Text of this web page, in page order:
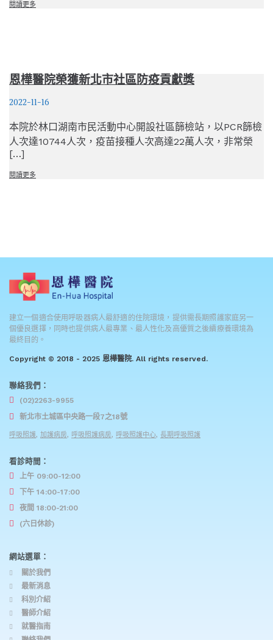
閱讀更多
恩樺醫院榮獲新北市社區防疫貢獻獎
2022-11-16
本院於林口湖南市民活動中心開設社區篩檢站，以PCR篩檢
人次達10744人次，疫苗接種人次高達22萬人次，非常榮
[…]
閱讀更多
建立一個適合使用呼吸器病人最舒適的住院環境，提供需長期照護家庭另一
個優良選擇，同時也提供病人最專業、最人性化及高優質之後續療養環境為
最終目的。
Copyright © 2018 - 2025 恩樺醫院. All rights reserved.
聯絡我們：
(02)2263-9955
新北市土城區中央路一段7之18號
呼吸照護, 加護病房, 呼吸照護病房, 呼吸照護中心, 長期呼吸照護
看診時間：
上午 09:00-12:00
下午 14:00-17:00
夜間 18:00-21:00
(六日休診)
網站選單：
關於我們
最新消息
科別介紹
醫師介紹
就醫指南